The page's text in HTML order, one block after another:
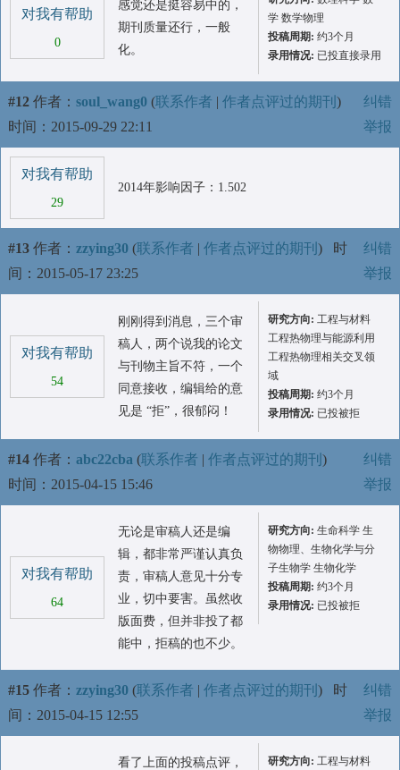
对我有帮助
0
感觉还是挺容易中的，
期刊质量还行，一般
化。
学 数学物理
投稿周期: 约3个月
录用情况: 已投直接录用
#12 作者： soul_wang0 (联系作者 | 作者点评过的期刊 )
时间：2015-09-29 22:11
纠错
举报
对我有帮助
29
2014年影响因子：1.502
#13 作者： zzying30 (联系作者 | 作者点评过的期刊 ) 时
间：2015-05-17 23:25
纠错
举报
对我有帮助
54
刚刚得到消息，三个审
稿人，两个说我的论文
与刊物主旨不符，一个
同意接收，编辑给的意
见是 “拒”，很郁闷！
研究方向: 工程与材料
工程热物理与能源利用
工程热物理相关交叉领
域
投稿周期: 约3个月
录用情况: 已投被拒
#14 作者： abc22cba (联系作者 | 作者点评过的期刊 )
时间：2015-04-15 15:46
纠错
举报
对我有帮助
64
无论是审稿人还是编
辑，都非常严谨认真负
责，审稿人意见十分专
业，切中要害。虽然收
版面费，但并非投了都
能中，拒稿的也不少。
研究方向: 生命科学 生
物物理、生物化学与分
子生物学 生物化学
投稿周期: 约3个月
录用情况: 已投被拒
#15 作者： zzying30 (联系作者 | 作者点评过的期刊 ) 时
间：2015-04-15 12:55
纠错
举报
看了上面的投稿点评，
研究方向: 工程与材料